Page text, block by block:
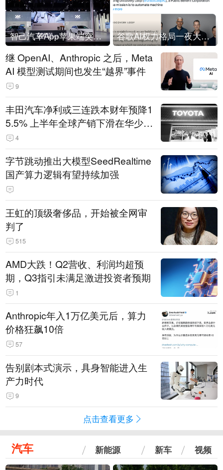
智己汽车App苹果端突然“下架” 谷歌AI权力格局一夜大洗牌
继 OpenAI、Anthropic 之后，Meta
AI 模型测试期间也发生“越界”事件
9
丰田汽车净利或三连跌本财年预降1
5.5% 上半年全球产销下滑在华少卖
14.3万辆
4
字节跳动推出大模型SeedRealtime
国产算力逻辑有望持续加强
王虹的顶级奢侈品，开始被全网审
判了
515
AMD大跌！Q2营收、利润均超预
期，Q3指引未满足激进投资者预期
1
Anthropic年入1万亿美元后，算力
价格狂飙10倍
57
告别剧本式演示，具身智能进入生
产力时代
9
点击查看更多
汽车 新能源 新车 视频